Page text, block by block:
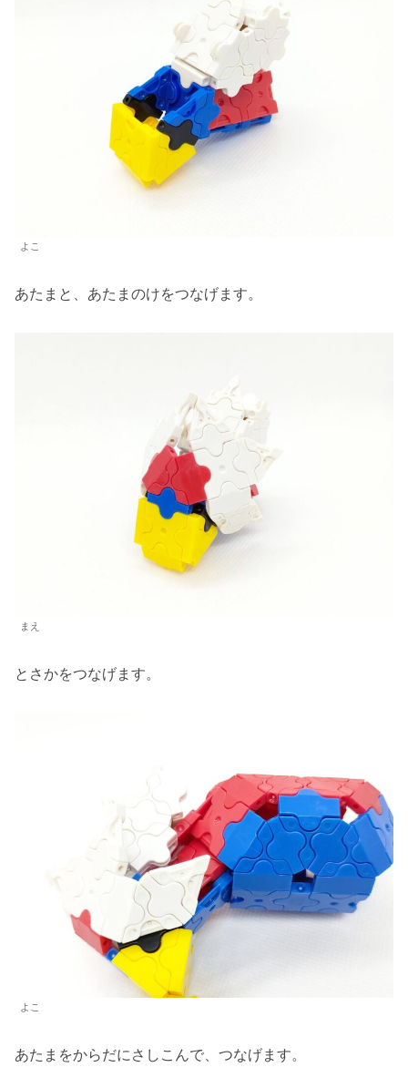
よこ
あたまと、あたまのけをつなげます。
まえ
とさかをつなげます。
よこ
あたまをからだにさしこんで、つなげます。